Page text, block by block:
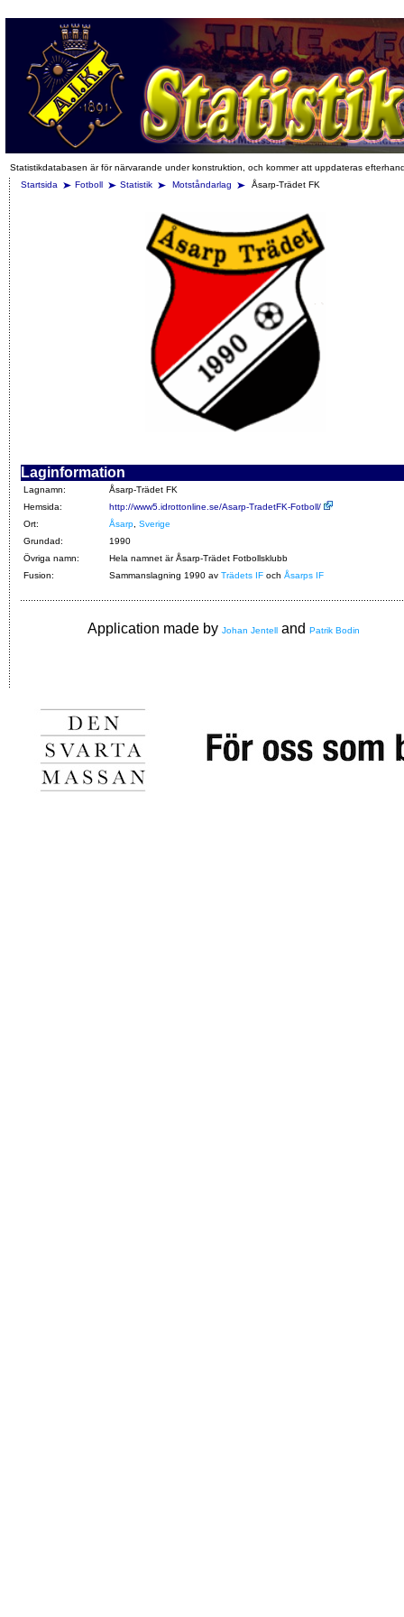
Statistikdatabasen är för närvarande under konstruktion, och kommer att uppdateras
Startsida
Fotboll Statistik Motståndarlag Åsarp-Trädet FK
Laginformation
Lagnamn:
Åsarp-Trädet FK
Hemsida:
http://www5.idrottonline.se/Asarp-TradetFK-Fotboll/
Ort:
Åsarp Sverige
Grundad:
1990
Övriga namn:
Hela namnet är Åsarp-Trädet Fotbollsklubb
Fusion:
Sammanslagning 1990 av Trädets IF och Åsarps IF
Application made by Johan Jentell and Patrik Bodin